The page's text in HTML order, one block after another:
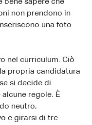
bene sapere che
non prendono in
una foto
nel curriculum. Ciò
propria candidatura
si decide di
regole. È
neutro,
e girarsi di tre